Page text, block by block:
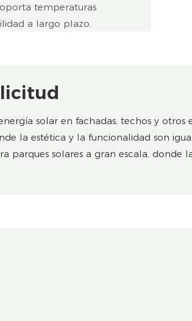
temperaturas
a largo plazo.
solar en fachadas, techos y otros
la estética y la funcionalidad son
solares a gran escala, donde